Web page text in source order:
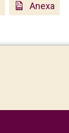
Anexa